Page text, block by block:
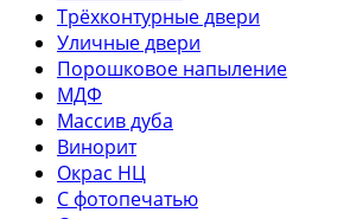
Трёхконтурные двери
Уличные двери
Порошковое напыление
МДФ
Массив дуба
Винорит
Окрас НЦ
С фотопечатью